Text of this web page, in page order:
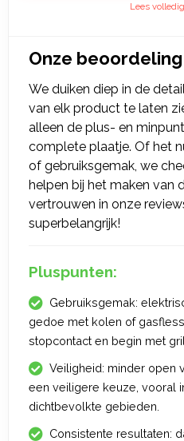
Lees
Onze beoordeling
We duiken diep in de
van elk product te laten
alleen de plus- en
complete plaatje. Of het
of gebruiksgemak, we
helpen bij het maken van
vertrouwen in onze
superbelangrijk!
Pluspunten:
Gebruiksgemak:
gedoe met kolen of
stopcontact en begin met
Veiligheid: minder open
een veiligere keuze, vooral
dichtbevolkte gebieden.
Consistente resultaten: